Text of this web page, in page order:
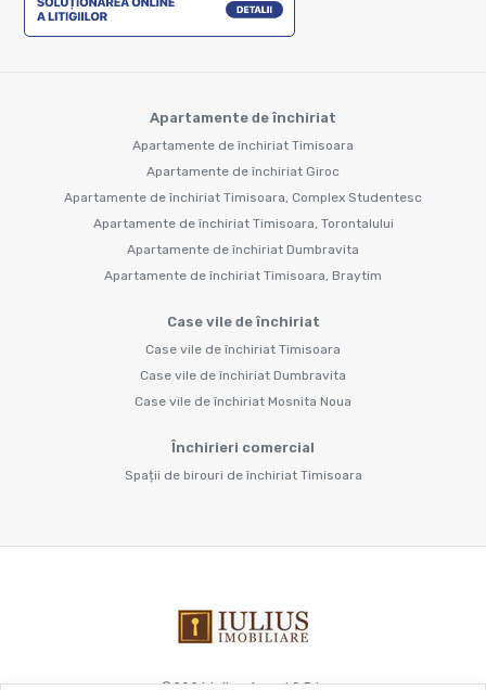
Apartamente de închiriat
Apartamente de închiriat Timisoara
Apartamente de închiriat Giroc
Apartamente de închiriat Timisoara, Complex Studentesc
Apartamente de închiriat Timisoara, Torontalului
Apartamente de închiriat Dumbravita
Apartamente de închiriat Timisoara, Braytim
Case vile de închiriat
Case vile de închiriat Timisoara
Case vile de închiriat Dumbravita
Case vile de închiriat Mosnita Noua
Închirieri comercial
Spații de birouri de închiriat Timisoara